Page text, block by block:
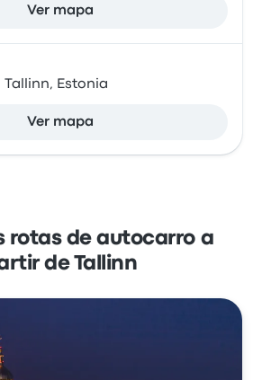
Ver mapa
Estonia
Ver mapa
rotas de autocarro a
de Tallinn